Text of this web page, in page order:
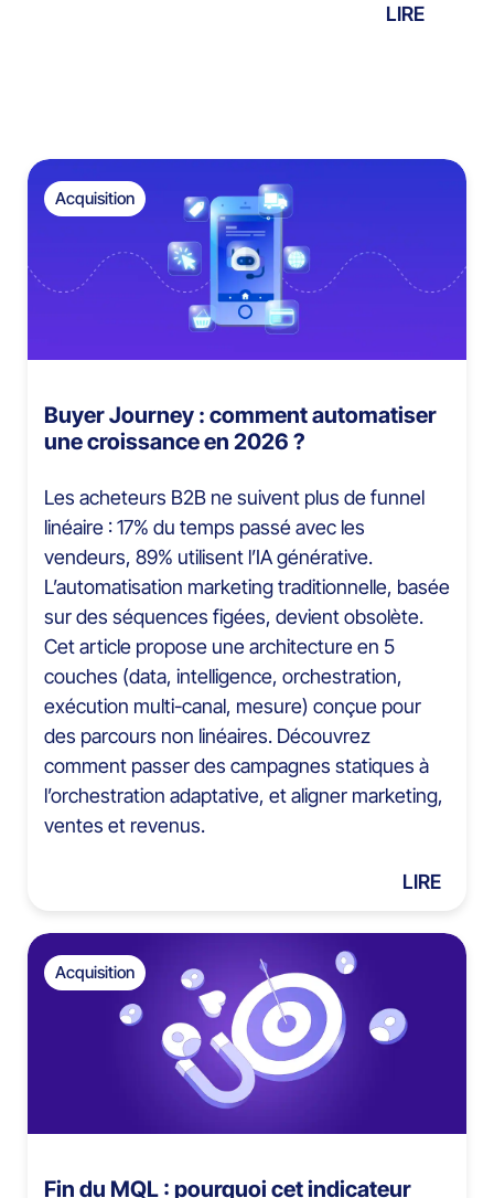
LIRE
Acquisition
Buyer Journey : comment automatiser
une croissance en 2026 ?
Les acheteurs B2B ne suivent plus de funnel
linéaire : 17% du temps passé avec les
vendeurs, 89% utilisent l’IA générative.
L’automatisation marketing traditionnelle, basée
sur des séquences figées, devient obsolète.
Cet article propose une architecture en 5
couches (data, intelligence, orchestration,
exécution multi-canal, mesure) conçue pour
des parcours non linéaires. Découvrez
comment passer des campagnes statiques à
l’orchestration adaptative, et aligner marketing,
ventes et revenus.
LIRE
Acquisition
Fin du MQL : pourquoi cet indicateur